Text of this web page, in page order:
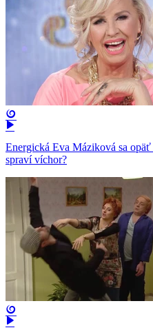
Energická Eva Máziková sa
spraví víchor?